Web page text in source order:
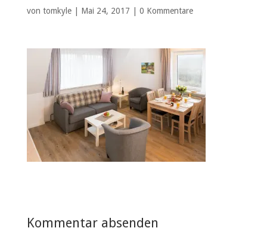
von tomkyle| Mai 24, 2017 0 Kommentare
Kommentar absenden